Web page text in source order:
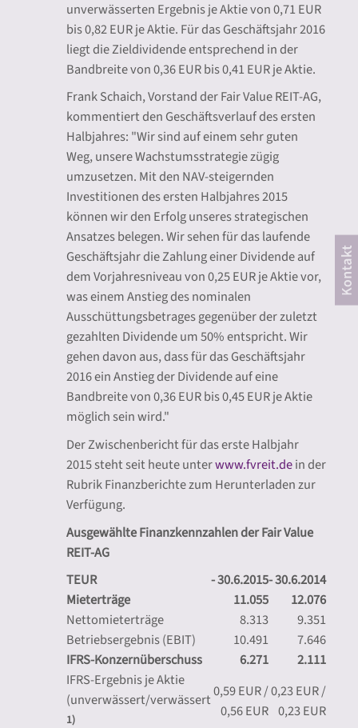
unverwässerten Ergebnis je Aktie von 0,71 EUR
bis 0,82 EUR je Aktie. Für das Geschäftsjahr 2016
liegt die Zieldividende entsprechend in der
Bandbreite von 0,36 EUR bis 0,41 EUR je Aktie.
Frank Schaich, Vorstand der Fair Value REIT-AG,
kommentiert den Geschäftsverlauf des ersten
Halbjahres: "Wir sind auf einem sehr guten
Weg, unsere Wachstumsstrategie zügig
umzusetzen. Mit den NAV-steigernden
Investitionen des ersten Halbjahres 2015
können wir den Erfolg unseres strategischen
Ansatzes belegen. Wir sehen für das laufende
Geschäftsjahr die Zahlung einer Dividende auf
dem Vorjahresniveau von 0,25 EUR je Aktie vor,
was einem Anstieg des nominalen
Ausschüttungsbetrages gegenüber der zuletzt
gezahlten Dividende um 50% entspricht. Wir
gehen davon aus, dass für das Geschäftsjahr
2016 ein Anstieg der Dividende auf eine
Bandbreite von 0,36 EUR bis 0,45 EUR je Aktie
möglich sein wird."
Der Zwischenbericht für das erste Halbjahr
2015 steht seit heute unterwww.fvreit.dein der
Rubrik Finanzberichte zum Herunterladen zur
Verfügung.
Ausgewählte Finanzkennzahlen der Fair Value
REIT-AG
TEUR
- 30.6.2015- 30.6.2014
Mieterträge
11.055
12.076
Nettomieterträge
8.313
9.351
Betriebsergebnis (EBIT)
10.491
7.646
IFRS-Konzernüberschuss
6.271
2.111
IFRS-Ergebnis je Aktie
(unverwässert/verwässert
1)
0,59 EUR /
0,56 EUR
0,23 EUR /
0,23 EUR